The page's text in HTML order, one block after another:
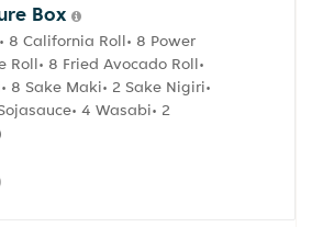
Box
8 California Roll• 8 Power
Roll• 8 Fried Avocado Roll•
8 Sake Maki• 2 Sake Nigiri•
4 Wasabi• 2